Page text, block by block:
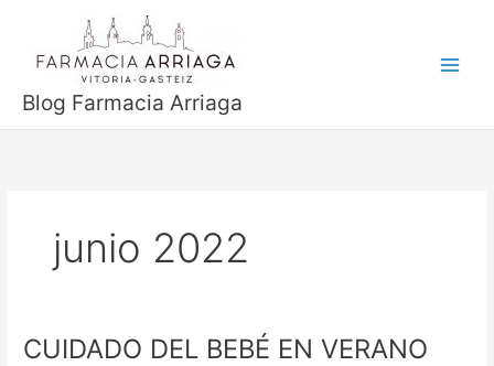
contenido
Blog Farmacia Arriaga
junio 2022
CUIDADO DEL BEBÉ EN VERANO
CUIDADO